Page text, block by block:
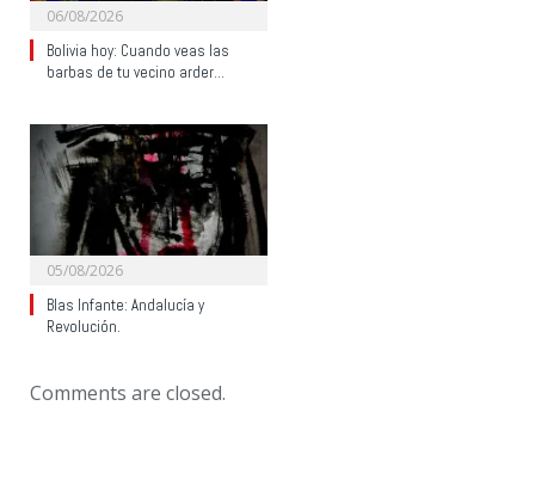
06/08/2026
Bolivia hoy: Cuando veas las
barbas de tu vecino arder…
05/08/2026
Blas Infante: Andalucía y
Revolución.
Comments are closed.